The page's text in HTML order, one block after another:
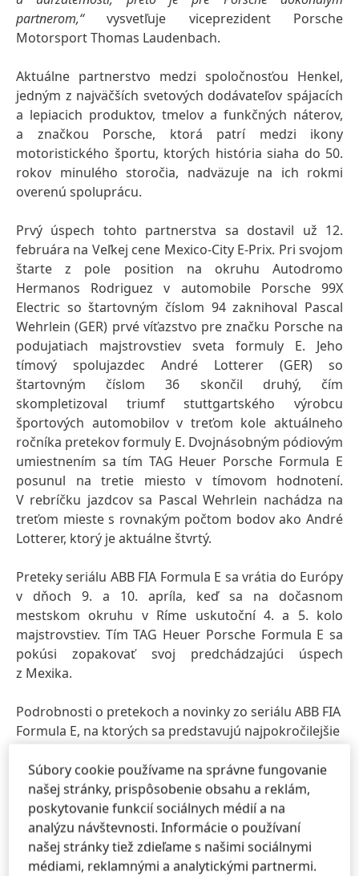
partnerom,“vysvetľuje viceprezident Porsche
Motorsport Thomas Laudenbach.
Aktuálne partnerstvo medzi spoločnosťou Henkel,
jedným z najväčších svetových dodávateľov spájacích
a lepiacich produktov, tmelov a funkčných náterov,
a značkou Porsche, ktorá patrí medzi ikony
motoristického športu, ktorých história siaha do 50.
rokov minulého storočia, nadväzuje na ich rokmi
overenú spoluprácu.
Prvý úspech tohto partnerstva sa dostavil už 12.
februára na Veľkej cene Mexico-City E-Prix. Pri svojom
štarte z pole position na okruhu Autodromo
Hermanos Rodriguez v automobile Porsche 99X
Electric so štartovným číslom 94 zaknihoval Pascal
Wehrlein(GER) prvé víťazstvo pre značku Porsche na
podujatiach majstrovstiev sveta formuly E. Jeho
tímový spolujazdec André Lotterer (GER) so
štartovným číslom 36 skončil druhý, čím
skompletizoval triumf stuttgartského výrobcu
športových automobilov v treťom kole aktuálneho
ročníka pretekov formuly E. Dvojnásobným pódiovým
umiestnením sa tím TAG Heuer Porsche Formula E
posunul na tretie miesto v tímovom hodnotení.
V rebríčku jazdcov sa Pascal Wehrlein nachádza na
treťom mieste s rovnakým počtom bodov ako André
Lotterer, ktorý je aktuálne štvrtý.
Preteky seriálu ABB FIA Formula E sa vrátia do Európy
v dňoch 9. a 10. apríla, keď sa na dočasnom
mestskom okruhu v Ríme uskutoční 4. a 5. kolo
majstrovstiev. Tím TAG Heuer Porsche Formula E sa
pokúsi zopakovať svoj predchádzajúci úspech
z Mexika.
Podrobnosti o pretekoch a novinky zo seriálu ABB FIA
Formula E, na ktorých sa predstavujú najpokročilejšie
nanewsroom.porsche.com/formulaea
media.porsche.com/formulae.
LOCTITE® je registrovaná ochranná známka
spoločnosti Henkel, resp. jej pridružených
spoločností v Nemecku, USA a inde.
Súbory cookie používame na správne fungovanie
našej stránky, prispôsobenie obsahu a reklám,
poskytovanie funkcií sociálnych médií a na
analýzu návštevnosti. Informácie o používaní
našej stránky tiež zdieľame s našimi sociálnymi
médiami, reklamnými a analytickými partnermi.